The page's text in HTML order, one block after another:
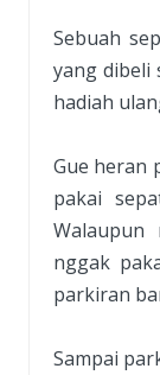
Sebuah
yang dibeli
hadiah
Gue heran
pakai
Walaupun
nggak
parkiran
Sampai